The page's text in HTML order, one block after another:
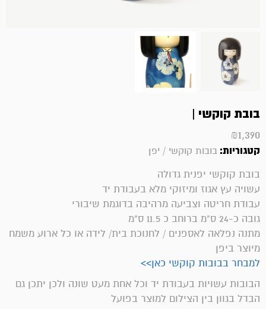
בובת קוקשי |
₪1,390
קטגוריות: בובות קוקשי / יפן
בובת קוקשי יפנית גדולה
עשויה עץ אגוז ומיזוקי מלא בעבודת יד
עבודת חריטה וצביעה מרהיבה בדוגמת שיבורי
גובה כ-24 ס"מ ברוחב כ 11.5 ס"מ
מתנה נפלאה לאספנים / לחנוכת בית/ לידה או כל ארוע משמח
מיוצר ביפן
למבחר בבובות קוקשי כאן>>
הבובות עשויות בעבודת יד וכל אחת מעט שונה ולכן יתכן גם
הבדל בגוון בין הצילום למוצר בפועל